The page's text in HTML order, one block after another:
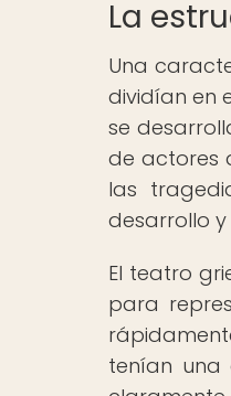
La
Una
dividían en
se
de actores
las
desarrollo y
El teatro
para
tenían una